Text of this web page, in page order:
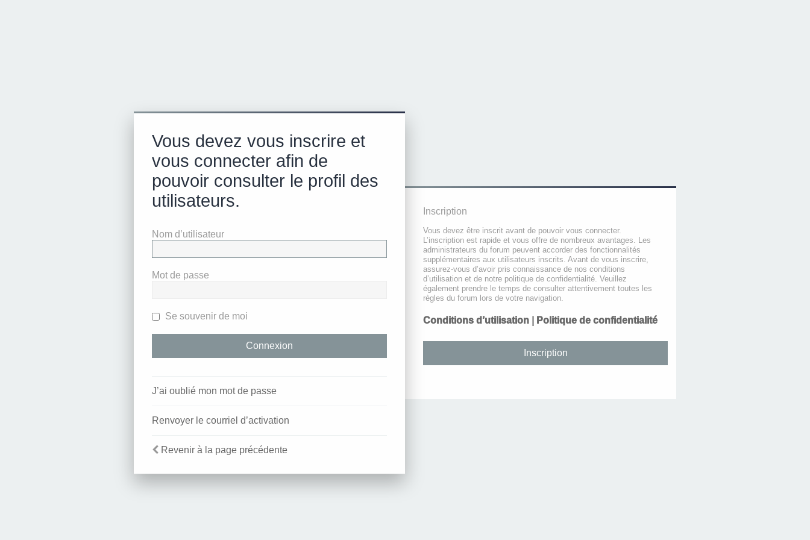
Vous devez vous inscrire et
vous connecter afin de
pouvoir consulter le profil des
utilisateurs.
Nom d’utilisateur
Mot de passe
Se souvenir de moi
J’ai oublié mon mot de passe
Renvoyer le courriel d’activation
Revenir à la page précédente
Inscription
Vous devez être inscrit avant de pouvoir vous connecter.
L’inscription est rapide et vous offre de nombreux avantages. Les
administrateurs du forum peuvent accorder des fonctionnalités
supplémentaires aux utilisateurs inscrits. Avant de vous inscrire,
assurez-vous d’avoir pris connaissance de nos conditions
d’utilisation et de notre politique de confidentialité. Veuillez
également prendre le temps de consulter attentivement toutes les
règles du forum lors de votre navigation.
Conditions d’utilisation Politique de confidentialité
Inscription